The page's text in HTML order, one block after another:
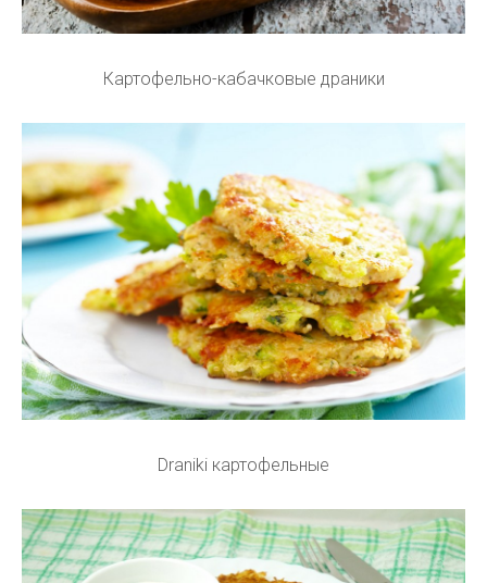
Картофельно-кабачковые драники
Draniki картофельные